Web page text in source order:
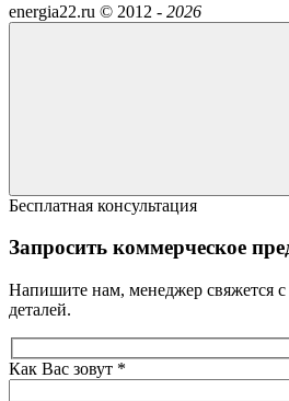
energia22.ru © 2012 - 2026
Бесплатная консультация
Запросить коммерческое
Напишите нам, менеджер свяжется
деталей.
Как Вас зовут *